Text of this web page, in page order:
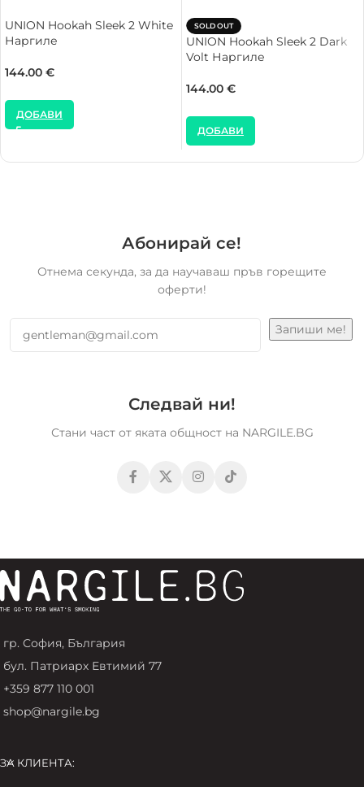
UNION Hookah Sleek 2 White
Наргиле
144.00 €
ДОБАВИ
SOLD OUT
UNION Hookah Sleek 2 Dark
Volt Наргиле
144.00 €
ДОБАВИ
Абонирай се!
Отнема секунда, за да научаваш пръв горещите
оферти!
Следвай ни!
Стани част от яката общност на NARGILE.BG
гр. София, България
бул. Патриарх Евтимий 77
+359 877 110 001
shop@nargile.bg
ЗА КЛИЕНТА: